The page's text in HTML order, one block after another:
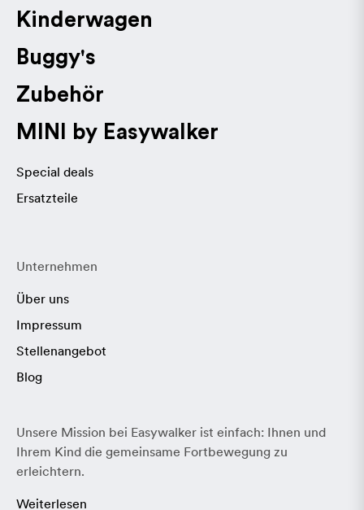
Kinderwagen
Buggy's
Zubehör
MINI by Easywalker
Special deals
Ersatzteile
Unsere Mission bei Easywalker ist einfach: Ihnen und
Ihrem Kind die gemeinsame Fortbewegung zu
erleichtern.
Weiterlesen
Unternehmen
Über uns
Impressum
Stellenangebot
Blog